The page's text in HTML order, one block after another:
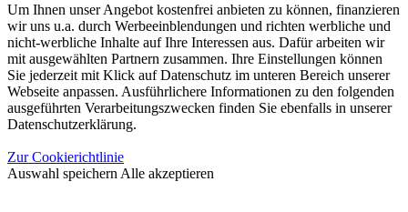
Um Ihnen unser Angebot kostenfrei anbieten zu können, finanzieren
wir uns u.a. durch Werbeeinblendungen und richten werbliche und
nicht-werbliche Inhalte auf Ihre Interessen aus. Dafür arbeiten wir
mit ausgewählten Partnern zusammen. Ihre Einstellungen können
Sie jederzeit mit Klick auf Datenschutz im unteren Bereich unserer
Webseite anpassen. Ausführlichere Informationen zu den folgenden
ausgeführten Verarbeitungszwecken finden Sie ebenfalls in unserer
Datenschutzerklärung.
Zur Cookierichtlinie
Auswahl speichern Alle akzeptieren